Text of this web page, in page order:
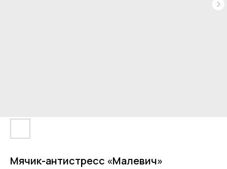
Мячик-антистресс «Малевич»